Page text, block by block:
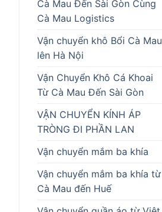
Cà Mau Đến Sài Gòn Cùng
Cà Mau Logistics
Vận chuyển khô Bổi Cà Mau
lên Hà Nội
Vận Chuyển Khô Cá Khoai
Từ Cà Mau Đến Sài Gòn
VẬN CHUYỂN KÍNH ÁP
TRÒNG ĐI PHẦN LAN
Vận chuyển mắm ba khía
Vận chuyển mắm ba khía từ
Cà Mau đến Huế